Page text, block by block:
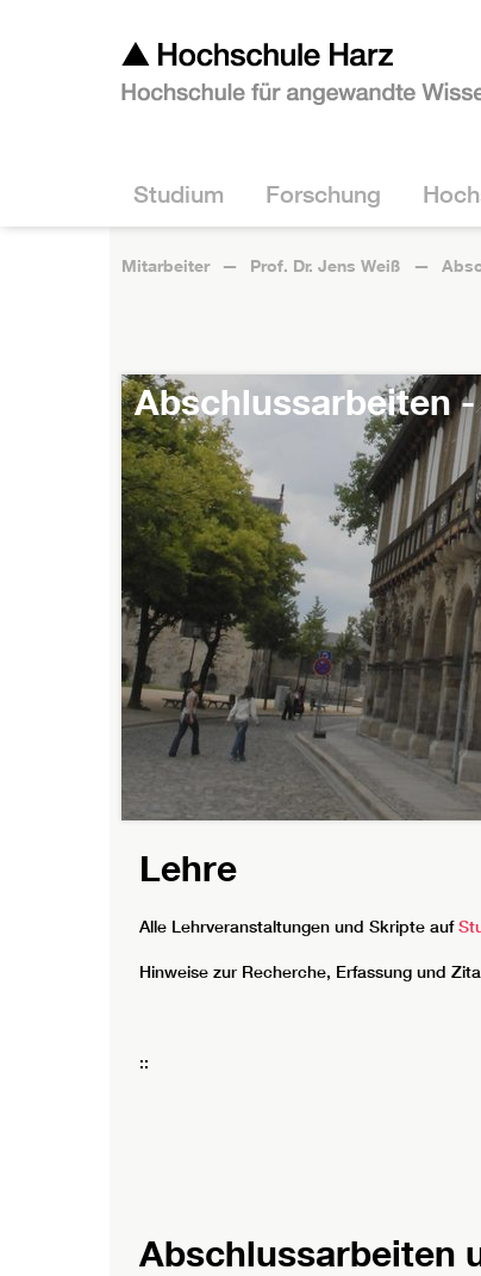
Studium Forschung
Mitarbeiter Prof. Dr. Jens Weiß
Abschlussarbeiten
Lehre
Alle Lehrveranstaltungen und Skripte auf
Hinweise zur Recherche, Erfassung und
::
Abschlussarbeiten